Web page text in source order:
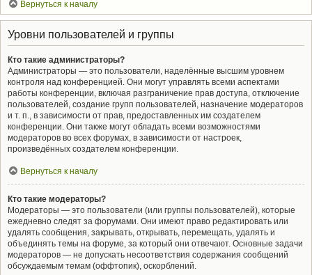
Вернуться к началу
Уровни пользователей и группы
Кто такие администраторы?
Администраторы — это пользователи, наделённые высшим уровнем
контроля над конференцией. Они могут управлять всеми аспектами
работы конференции, включая разграничение прав доступа, отключение
пользователей, создание групп пользователей, назначение модераторов
и т. п., в зависимости от прав, предоставленных им создателем
конференции. Они также могут обладать всеми возможностями
модераторов во всех форумах, в зависимости от настроек,
произведённых создателем конференции.
Вернуться к началу
Кто такие модераторы?
Модераторы — это пользователи (или группы пользователей), которые
ежедневно следят за форумами. Они имеют право редактировать или
удалять сообщения, закрывать, открывать, перемещать, удалять и
объединять темы на форуме, за который они отвечают. Основные задачи
модераторов — не допускать несоответствия содержания сообщений
обсуждаемым темам (оффтопик), оскорблений.